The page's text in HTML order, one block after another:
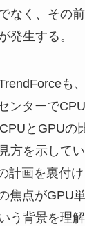
なく、その
発生する。
も
ンターで
とGPUの
方を示して
計画を裏付け
焦点がGPU
う背景を理